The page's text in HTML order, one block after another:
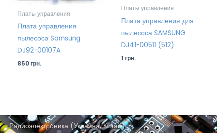
Платы управления
Плата управления
пылесоса Samsung
DJ92-00107A
850грн.
Платы управления
Плата управления для
пылесоса SAMSUNG
DJ41-00511 (512)
1грн.
Радиоэлектроника (Украина, Китай)